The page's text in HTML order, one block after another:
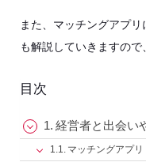
また、マッチングアプ
も解説していきますので
目次
経営者と出会い
マッチングアプ